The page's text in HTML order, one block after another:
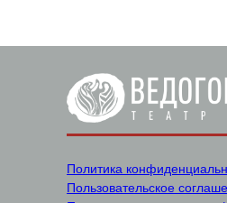
Политика
Пользовательское